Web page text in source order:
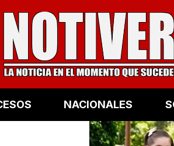
NACIONALES